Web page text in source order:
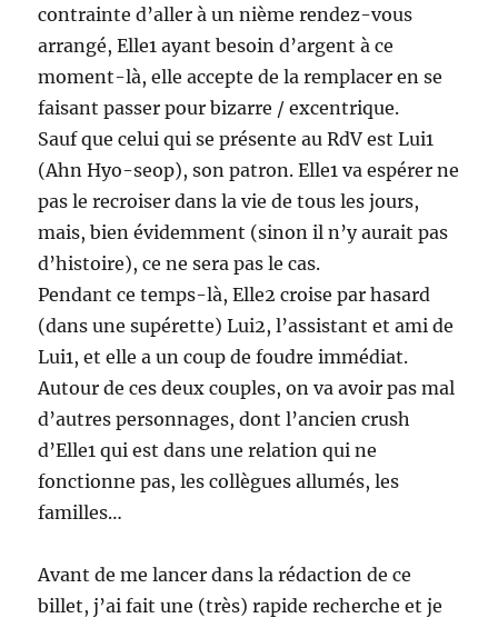
contrainte d’aller à un nième rendez-vous
arrangé, Elle1 ayant besoin d’argent à ce
moment-là, elle accepte de la remplacer en se
faisant passer pour bizarre / excentrique.
Sauf que celui qui se présente au RdV est Lui1
(Ahn Hyo-seop), son patron. Elle1 va espérer ne
pas le recroiser dans la vie de tous les jours,
mais, bien évidemment (sinon il n’y aurait pas
d’histoire), ce ne sera pas le cas.
Pendant ce temps-là, Elle2 croise par hasard
(dans une supérette) Lui2, l’assistant et ami de
Lui1, et elle a un coup de foudre immédiat.
Autour de ces deux couples, on va avoir pas mal
d’autres personnages, dont l’ancien crush
d’Elle1 qui est dans une relation qui ne
fonctionne pas, les collègues allumés, les
familles…
Avant de me lancer dans la rédaction de ce
billet, j’ai fait une (très) rapide recherche et je